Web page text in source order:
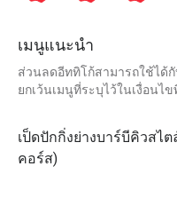
เมนูแนะนำ
ส่วนลดอีททิโก้สามารถใช้ได้
ยกเว้นเมนูที่ระบุไว้ในเงื่อนไข
เป็ดปักกิ่งย่างบาร์บีคิวสไต
คอร์ส)